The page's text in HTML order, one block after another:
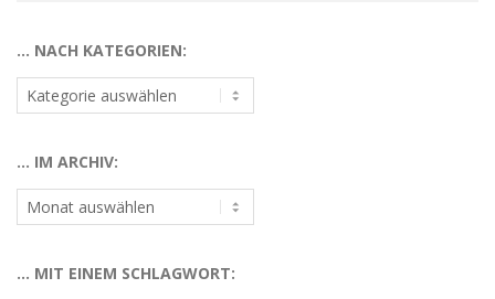
… NACH KATEGORIEN:
…
nach
… IM ARCHIV:
…
im
… MIT EINEM SCHLAGWORT: